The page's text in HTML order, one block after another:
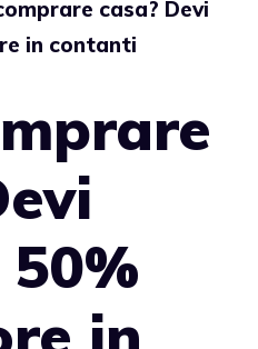
casa? Devi
in contanti
in